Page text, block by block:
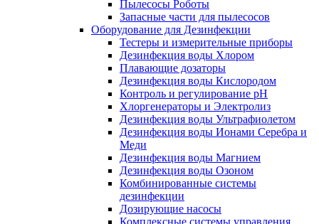
Пылесосы Роботы
Запасные части для пылесосов
Оборудование для Дезинфекции
Тестеры и измерительные приборы
Дезинфекция воды Хлором
Плавающие дозаторы
Дезинфекция воды Кислородом
Контроль и регулирование рН
Хлоргенераторы и Электролиз
Дезинфекция воды Ультрафиолетом
Дезинфекция воды Ионами Серебра и
Меди
Дезинфекция воды Магнием
Дезинфекция воды Озоном
Комбинированные системы
дезинфекции
Дозирующие насосы
Комплексные системы управления